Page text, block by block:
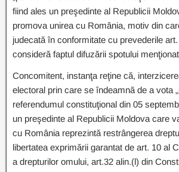
fiind ales un preşedinte al Republicii
promova unirea cu România, motiv din
judecată în conformitate cu prevederile
consideră faptul difuzării spotului
Concomitent, instanţa reţine că,
electoral prin care se îndeamnă de a vota
referendumul constituţional din 05
un preşedinte al Republicii Moldova care
cu România reprezintă restrângerea
libertatea exprimării garantat de art. 10 al
a drepturilor omului, art.32 alin.(l) din